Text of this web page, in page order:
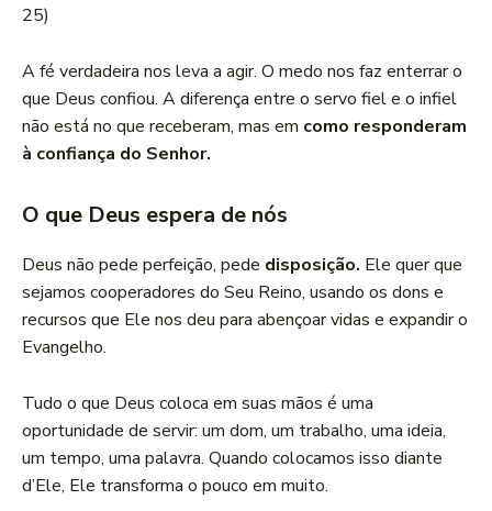
25)
A fé verdadeira nos leva a agir. O medo nos faz enterrar o
que Deus confiou. A diferença entre o servo fiel e o infiel
não está no que receberam, mas em como responderam
à confiança do Senhor.
O que Deus espera de nós
Deus não pede perfeição, pede disposição. Ele quer que
sejamos cooperadores do Seu Reino, usando os dons e
recursos que Ele nos deu para abençoar vidas e expandir o
Evangelho.
Tudo o que Deus coloca em suas mãos é uma
oportunidade de servir: um dom, um trabalho, uma ideia,
um tempo, uma palavra. Quando colocamos isso diante
d’Ele, Ele transforma o pouco em muito.